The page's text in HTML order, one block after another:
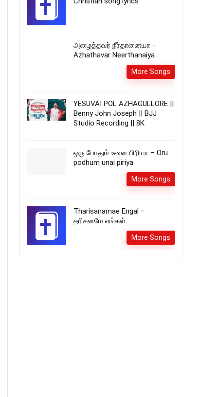
அழைத்தவர் நீர்தானையா –
Azhathavar Neerthanaiya
More Songs
YESUVAI POL AZHAGULLORE ||
Benny John Joseph || BJJ
Studio Recording || 8K
ஒரு போதும் உனை பிரியா – Oru
podhum unai piriya
More Songs
Tharisanamae Engal –
தரிசனமே எங்கள்
More Songs